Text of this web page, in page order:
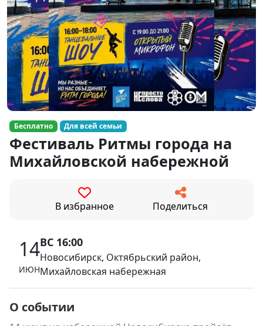
Бесплатно Для всей семьи
Фестиваль Ритмы города на
Михайловской набережной
В избранное Поделиться
14
ИЮН
ВС 16:00
Новосибирск, Октябрьский район,
Михайловская набережная
О событии